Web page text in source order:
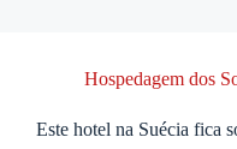
Hospedagem dos
Este hotel na Suécia fica